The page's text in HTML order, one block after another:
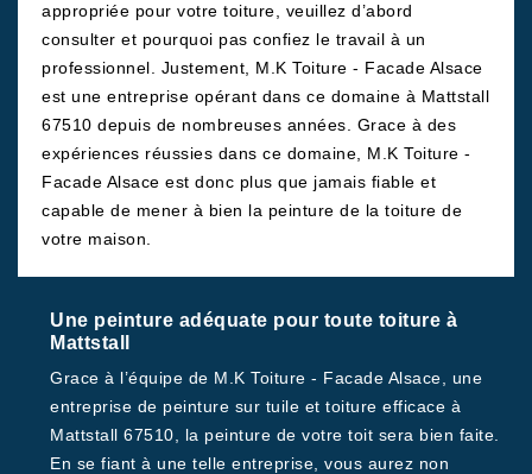
appropriée pour votre toiture, veuillez d’abord
consulter et pourquoi pas confiez le travail à un
professionnel. Justement, M.K Toiture - Facade Alsace
est une entreprise opérant dans ce domaine à Mattstall
67510 depuis de nombreuses années. Grace à des
expériences réussies dans ce domaine, M.K Toiture -
Facade Alsace est donc plus que jamais fiable et
capable de mener à bien la peinture de la toiture de
votre maison.
Une peinture adéquate pour toute toiture à
Mattstall
Grace à l’équipe de M.K Toiture - Facade Alsace, une
entreprise de peinture sur tuile et toiture efficace à
Mattstall 67510, la peinture de votre toit sera bien faite.
En se fiant à une telle entreprise, vous aurez non